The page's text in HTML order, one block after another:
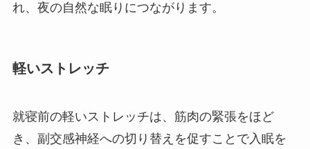
れ、夜の自然な眠りにつながります。
軽いストレッチ
就寝前の軽いストレッチは、筋肉の緊張をほど
き、副交感神経への切り替えを促すことで入眠を